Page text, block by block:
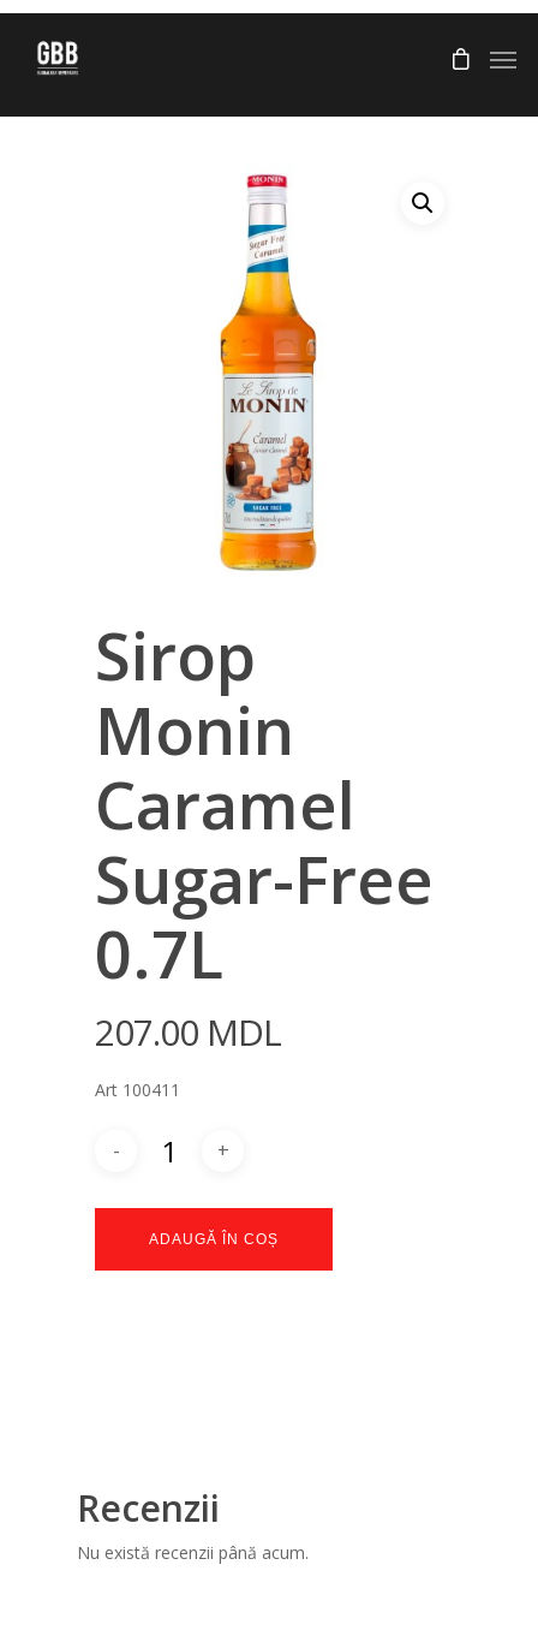
Sirop
Monin
Caramel
Sugar-Free
0.7L
207.00 MDL
Art 100411
ADAUGĂ ÎN COȘ
Recenzii
Nu există recenzii până acum.